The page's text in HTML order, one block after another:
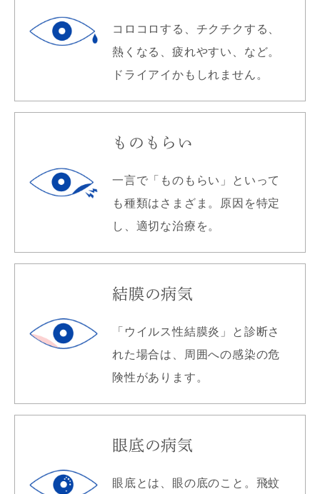
コロコロする、チクチクする、
熱くなる、疲れやすい、など。
ドライアイかもしれません。
ものもらい
一言で「ものもらい」といって
も種類はさまざま。原因を特定
し、適切な治療を。
結膜の病気
「ウイルス性結膜炎」と診断さ
れた場合は、周囲への感染の危
険性があります。
眼底の病気
眼底とは、眼の底のこと。飛蚊